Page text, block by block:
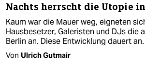
Nachts herrscht die Utopie
Kaum war die Mauer weg, eigneten
Hausbesetzer, Galeristen und DJs die
Berlin an. Diese Entwicklung dauert an.
Von Ulrich Gutmair